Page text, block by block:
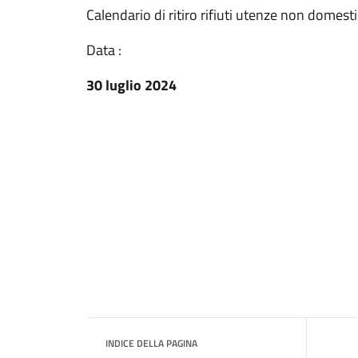
Calendario di ritiro rifiuti utenze non
Data :
30 luglio 2024
INDICE DELLA PAGINA